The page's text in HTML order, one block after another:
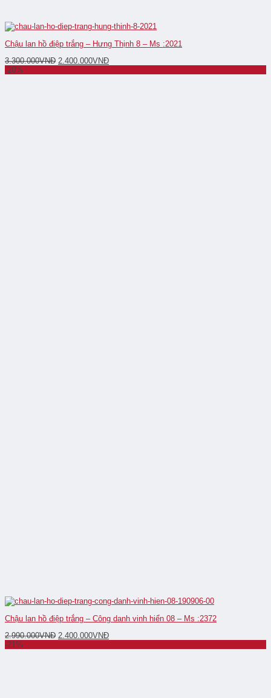
Chậu lan hồ điệp trắng – Hưng Thịnh 8 – Ms :2021
3.300.000VNĐ 2.400.000VNĐ
-20%
Chậu lan hồ điệp trắng – Công danh vinh hiển 08 – Ms :2372
2.990.000VNĐ 2.400.000VNĐ
-21%